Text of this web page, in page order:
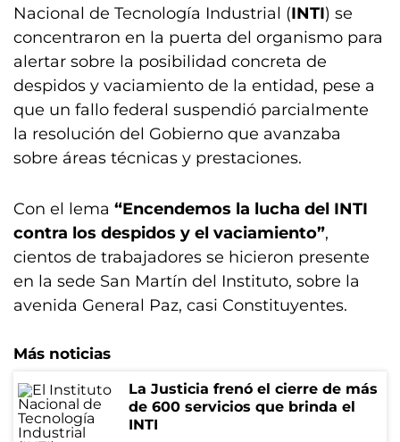
Nacional de Tecnología Industrial (INTI) se
concentraron en la puerta del organismo para
alertar sobre la posibilidad concreta de
despidos y vaciamiento de la entidad, pese a
que un fallo federal suspendió parcialmente
la resolución del Gobierno que avanzaba
sobre áreas técnicas y prestaciones.
Con el lema “Encendemos la lucha del INTI
contra los despidos y el vaciamiento”,
cientos de trabajadores se hicieron presente
en la sede San Martín del Instituto, sobre la
avenida General Paz, casi Constituyentes.
Más noticias
La Justicia frenó el cierre de más
de 600 servicios que brinda el
INTI